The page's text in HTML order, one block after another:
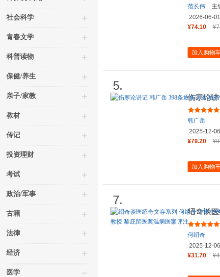
社会科学
青春文学
科普读物
保健/养生
亲子/家教
教材
传记
投资理财
考试
政治/军事
古籍
法律
经济
医学
范长伟
主
2026-06-01
¥74.10
加入购物
5.
伤寒论
懂经典
韩广岳
2025-12-06
¥79.20
加入购物
7.
绍奇谈
究院教
何绍奇
2025-12-06
¥31.70